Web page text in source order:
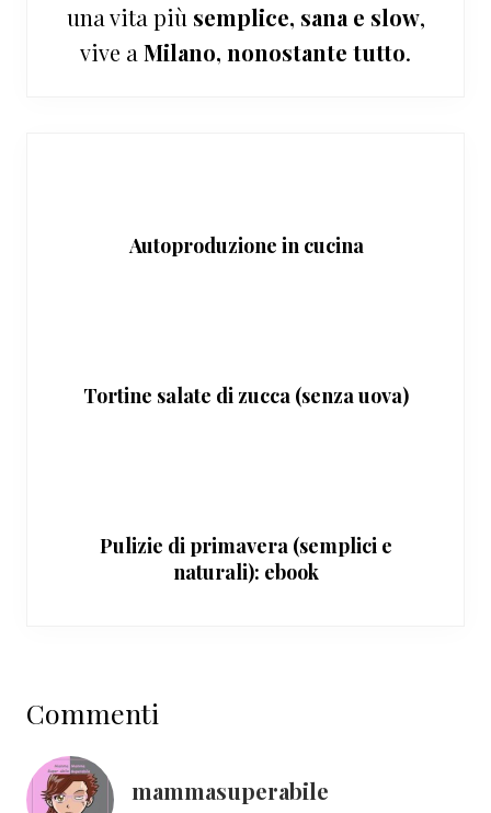
una vita più semplice, sana e slow,
vive a Milano, nonostante tutto.
Autoproduzione in cucina
Tortine salate di zucca (senza uova)
Pulizie di primavera (semplici e
naturali): ebook
del
lettore
Commenti
mammasuperabile